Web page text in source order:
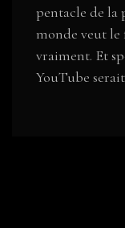
pentacle de la
monde veut le
vraiment. Et
YouTube